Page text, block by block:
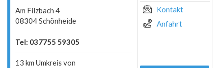
Am Filzbach 4
08304 Schönheide
Tel: 037755 59305
13 km Umkreis von
Kontakt
Anfahrt